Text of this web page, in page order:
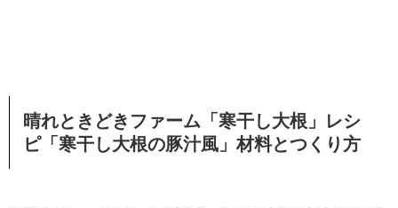
晴れときどきファーム「寒干し大根」レシ
ピ「寒干し大根の豚汁風」材料とつくり方